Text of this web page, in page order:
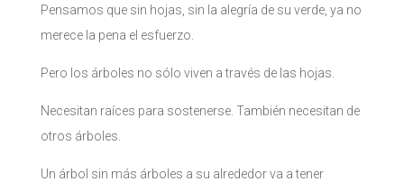
Pensamos que sin hojas, sin la alegría de su verde, ya no
merece la pena el esfuerzo.
Pero los árboles no sólo viven a través de las hojas.
Necesitan raíces para sostenerse. También necesitan de
otros árboles.
Un árbol sin más árboles a su alrededor va a tener